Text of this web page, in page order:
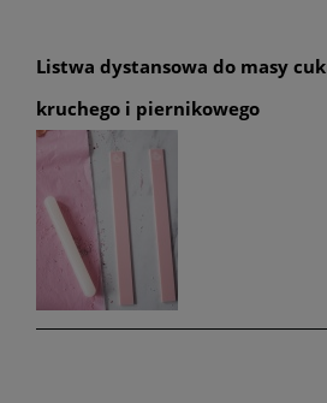
Listwa dystansowa do masy
kruchego i piernikowego